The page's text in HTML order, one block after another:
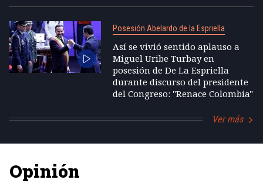
Posesión Abelardo de la Espriella
Así se vivió sentido aplauso a
Miguel Uribe Turbay en
posesión de De La Espriella
durante discurso del presidente
del Congreso: "Renace Colombia"
Ver más
Opinión